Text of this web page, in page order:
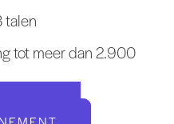
talen
tot meer dan 2.900